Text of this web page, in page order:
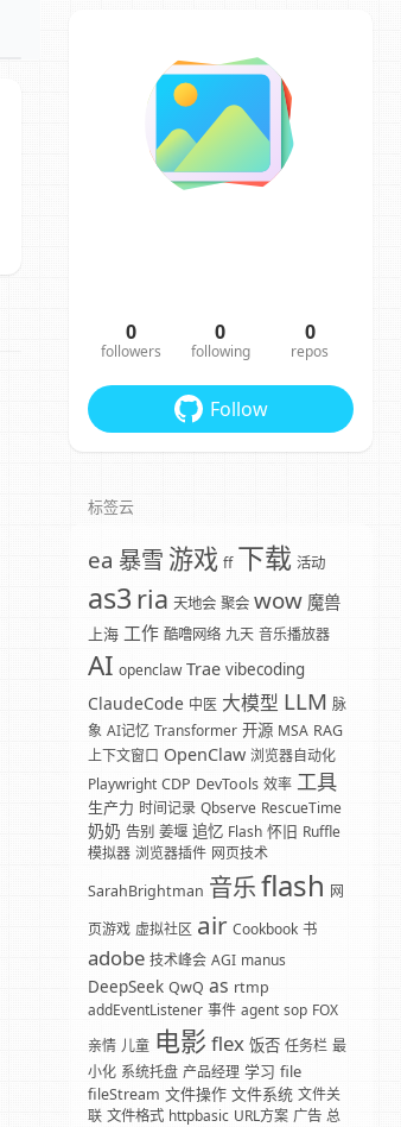
0
followers
0
following
0
repos
Follow
标签云
ea 暴雪 游戏 ff 下载 活动
as3 ria 天地会 聚会 wow 魔兽
上海 工作 酷噜网络 九天 音乐播放器
AI openclaw Trae vibecoding
ClaudeCode 中医 大模型 LLM 脉
象 AI记忆 Transformer 开源 MSA RAG
上下文窗口 OpenClaw 浏览器自动化
Playwright CDP DevTools 效率 工具
生产力 时间记录 Qbserve RescueTime
奶奶 告别 姜堰 追忆 Flash 怀旧 Ruffle
模拟器 浏览器插件 网页技术
SarahBrightman 音乐flash 网
页游戏 虚拟社区 air Cookbook 书
adobe 技术峰会 AGI manus
DeepSeek QwQ as rtmp
addEventListener 事件 agent sop FOX
亲情 儿童 电影 flex 饭否 任务栏 最
小化 系统托盘 产品经理 学习 file
fileStream 文件操作 文件系统 文件关
联 文件格式 httpbasic URL方案 广告 总